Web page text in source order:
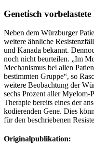
Genetisch
Neben dem Würzburger
weitere ähnliche
und Kanada bekannt.
noch nicht beurteilen. „Im
Mechanismus bei allen
bestimmten Gruppe“, so
weitere Beobachtung der
sechs Prozent aller
Therapie bereits eines der
kodierenden Gene. Dies
für den beschriebenen
Originalpublikation: